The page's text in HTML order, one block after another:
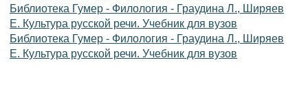
Библиотека Гумер - Филология - Граудина Л., Ширяев
Е. Культура русской речи. Учебник для вузов
Библиотека Гумер - Филология - Граудина Л., Ширяев
Е. Культура русской речи. Учебник для вузов